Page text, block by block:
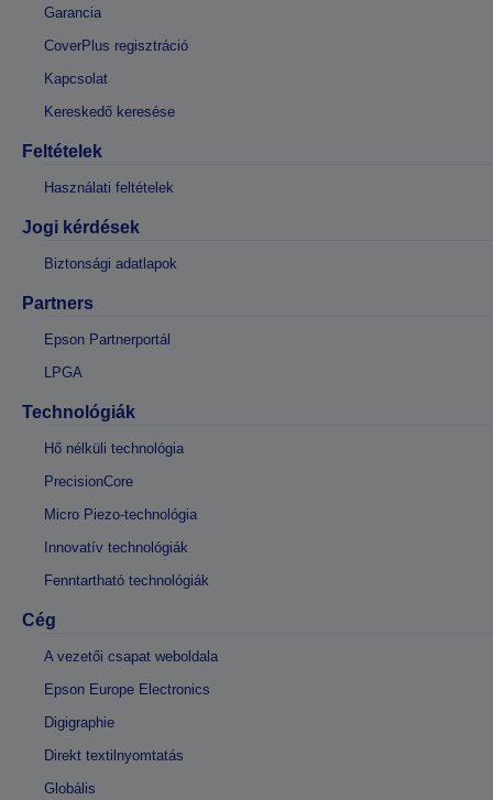
Garancia
CoverPlus regisztráció
Kapcsolat
Kereskedő keresése
Feltételek
Használati feltételek
Jogi kérdések
Biztonsági adatlapok
Partners
Epson Partnerportál
LPGA
Technológiák
Hő nélküli technológia
PrecisionCore
Micro Piezo-technológia
Innovatív technológiák
Fenntartható technológiák
Cég
A vezetői csapat weboldala
Epson Europe Electronics
Digigraphie
Direkt textilnyomtatás
Globális